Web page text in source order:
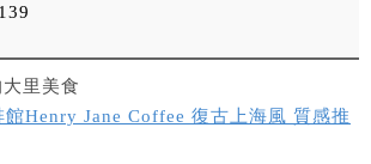
里美食
Henry Jane Coffee 復古上海風 質感推